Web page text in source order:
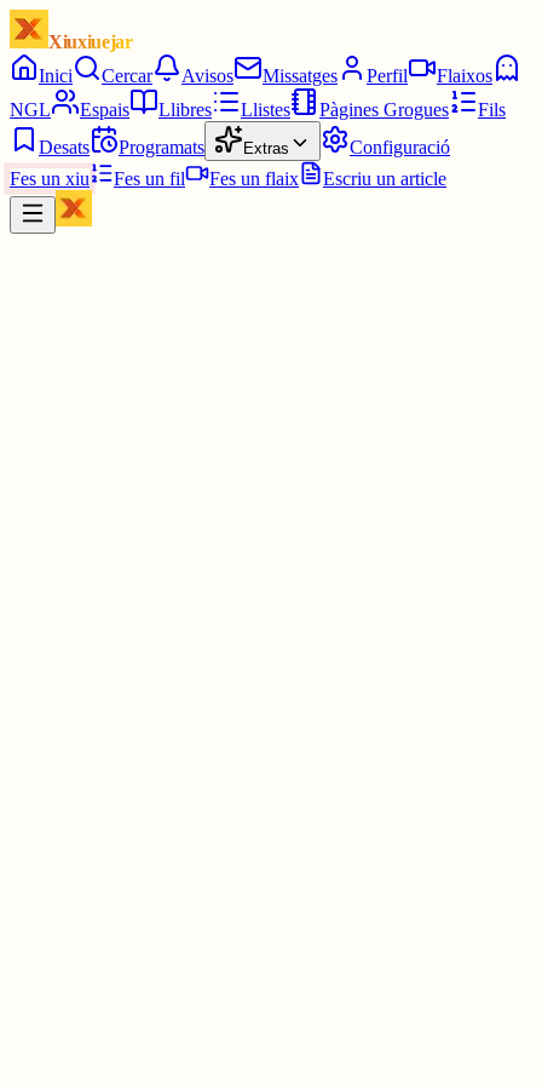
Xiuxiuejar
Inici
Cercar Avisos Missatges Perfil
Flaixos
NGL
Espais Llibres Llistes Pàgines Grogues
Fils
Desats
Programats Extras
Configuració
Fes un xiu
Fes un fil Fes un flaix Escriu un article